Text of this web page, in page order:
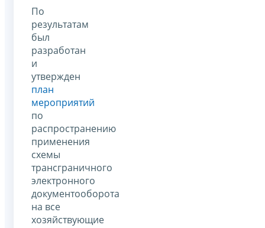
По
результатам
был
разработан
и
утвержден
план
мероприятий
по
распространению
применения
схемы
трансграничного
электронного
документооборота
на все
хозяйствующие